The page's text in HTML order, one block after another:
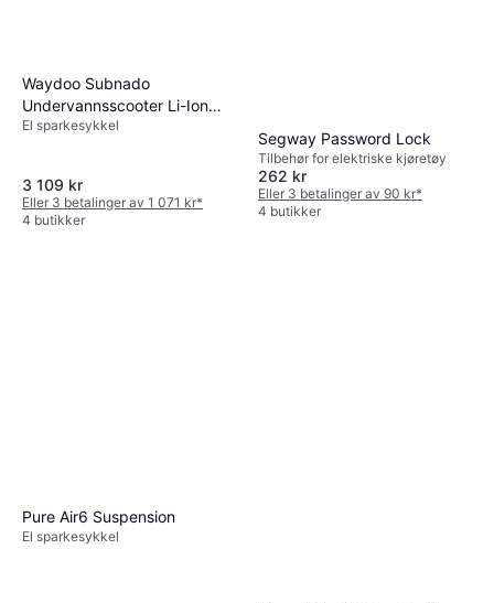
Waydoo Subnado
Undervannsscooter Li-Ion
25.2V
El sparkesykkel
3 109 kr
Eller 3 betalinger av 1 071 kr*
4 butikker
Segway Password Lock
Tilbehør for elektriske kjøretøy
262 kr
Eller 3 betalinger av 90 kr*
4 butikker
Pure Air6 Suspension
El sparkesykkel